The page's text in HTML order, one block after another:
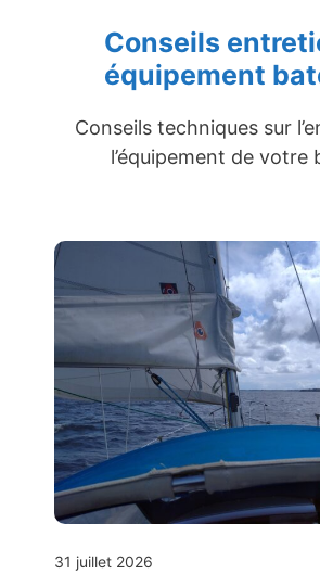
Conseils
équipement
Conseils techniques sur
l’équipement de votre
31 juillet 2026